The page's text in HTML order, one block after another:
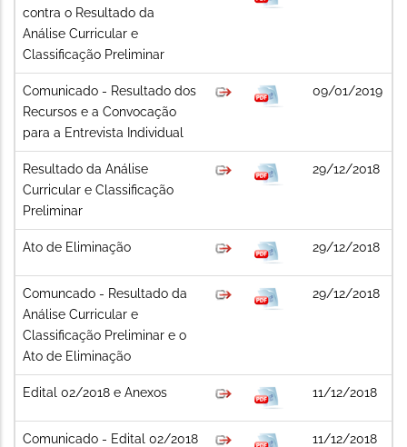
contra o Resultado da
Análise Curricular e
Classificação Preliminar
Comunicado - Resultado dos
Recursos e a Convocação
para a Entrevista Individual
09/01/2019
Resultado da Análise
Curricular e Classificação
Preliminar
29/12/2018
Ato de Eliminação 29/12/2018
Comuncado - Resultado da
Análise Curricular e
Classificação Preliminar e o
Ato de Eliminação
29/12/2018
Edital 02/2018 e Anexos 11/12/2018
Comunicado - Edital 02/2018 11/12/2018